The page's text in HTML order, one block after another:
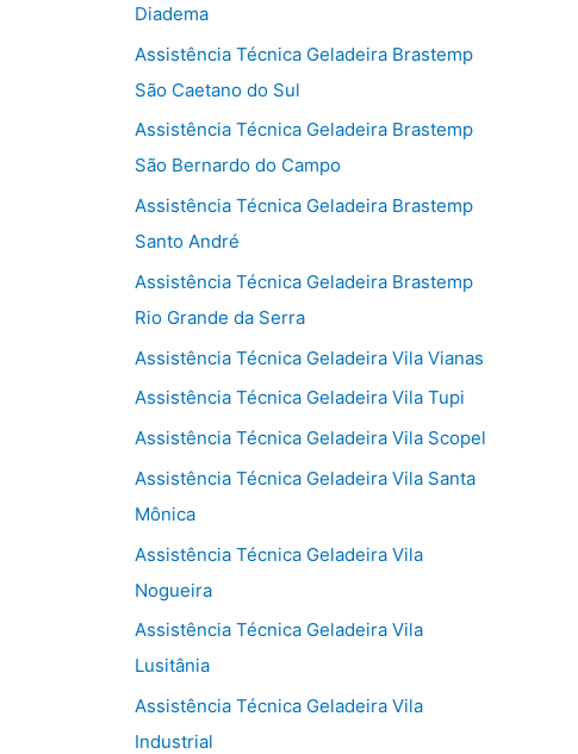
Diadema
Assistência Técnica Geladeira Brastemp
São Caetano do Sul
Assistência Técnica Geladeira Brastemp
São Bernardo do Campo
Assistência Técnica Geladeira Brastemp
Santo André
Assistência Técnica Geladeira Brastemp
Rio Grande da Serra
Assistência Técnica Geladeira Vila Vianas
Assistência Técnica Geladeira Vila Tupi
Assistência Técnica Geladeira Vila Scopel
Assistência Técnica Geladeira Vila Santa
Mônica
Assistência Técnica Geladeira Vila
Nogueira
Assistência Técnica Geladeira Vila
Lusitânia
Assistência Técnica Geladeira Vila
Industrial